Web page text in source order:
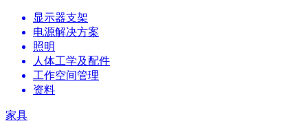
显示器支架
电源解决方案
照明
人体工学及配件
工作空间管理
资料
家具